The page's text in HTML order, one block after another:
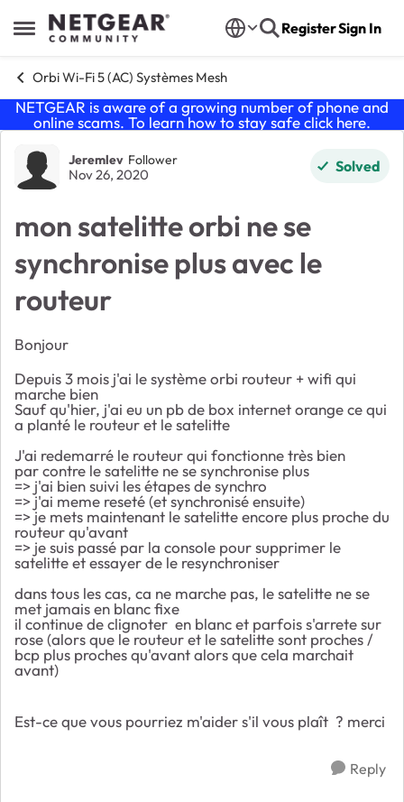
Open Side Menu
Skip to content RegisterSign In
Orbi Wi-Fi 5 (AC) Systèmes Mesh
NETGEAR is aware of a growing number of phone and
online scams. To learn how to stay safe click here.
Forum Discussion
Jeremlev Follower
Nov 26, 2020 Solved
mon satelitte orbi ne se
synchronise plus avec le
routeur
Bonjour
Depuis 3 mois j'ai le système orbi routeur + wifi qui
marche bien
Sauf qu'hier, j'ai eu un pb de box internet orange ce qui
a planté le routeur et le satelitte
J'ai redemarré le routeur qui fonctionne très bien
par contre le satelitte ne se synchronise plus
=> j'ai bien suivi les étapes de synchro
=> j'ai meme reseté (et synchronisé ensuite)
=> je mets maintenant le satelitte encore plus proche du
routeur qu'avant
=> je suis passé par la console pour supprimer le
satelitte et essayer de le resynchroniser
dans tous les cas, ca ne marche pas, le satelitte ne se
met jamais en blanc fixe
il continue de clignoter en blanc et parfois s'arrete sur
rose (alors que le routeur et le satelitte sont proches /
bcp plus proches qu'avant alors que cela marchait
avant)
Est-ce que vous pourriez m'aider s'il vous plaît ? merci
Reply